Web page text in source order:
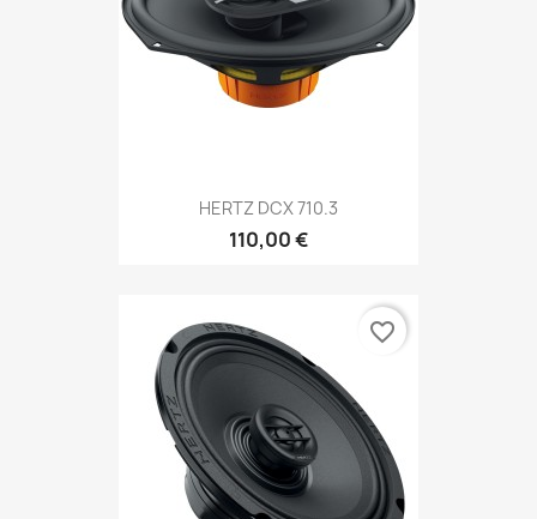
HERTZ DCX 710.3
110,00 €
favorite_border